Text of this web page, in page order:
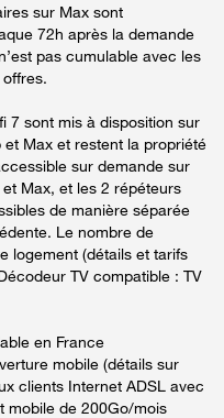
sur Max sont
72h après la demande
pas cumulable avec les
7 sont mis à disposition sur
Max et restent la propriété
sur demande sur
Max, et les 2 répéteurs
de manière séparée
Le nombre de
logement (détails et tarifs
TV compatible : TV
en France
mobile (détails sur
clients Internet ADSL avec
mobile de 200Go/mois